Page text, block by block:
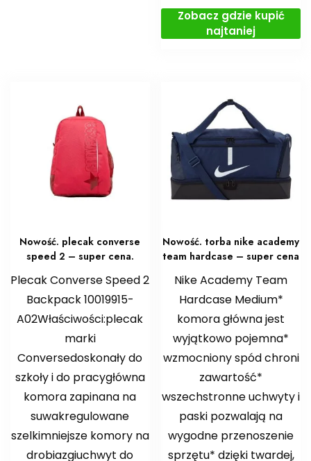
Zobacz gdzie kupić
najtaniej
Nowość. plecak converse
speed 2 – super cena.
Plecak Converse Speed 2
Backpack 10019915-
A02Właściwości:plecak
marki
Conversedoskonały do
szkoły i do pracygłówna
komora zapinana na
suwakregulowane
szelkimniejsze komory na
drobiazgiuchwyt do
Nowość. torba nike academy
team hardcase – super cena
Nike Academy Team
Hardcase Medium*
komora główna jest
wyjątkowo pojemna*
wzmocniony spód chroni
zawartość*
wszechstronne uchwyty i
paski pozwalają na
wygodne przenoszenie
sprzętu* dzięki twardej,